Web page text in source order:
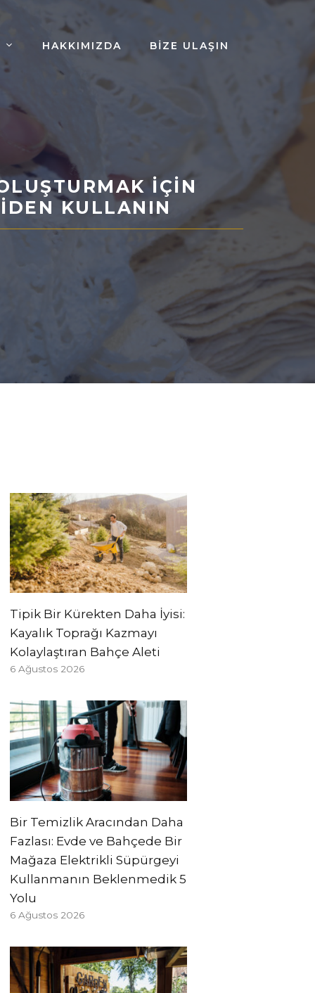
HAKKIMIZDA BIZE ULAŞIN
İÇIN
KULLANIN
Tipik Bir Kürekten Daha İyisi:
Kayalık Toprağı Kazmayı
Kolaylaştıran Bahçe Aleti
6 Ağustos 2026
Bir Temizlik Aracından Daha
Fazlası: Evde ve Bahçede Bir
Mağaza Elektrikli Süpürgeyi
Kullanmanın Beklenmedik 5
Yolu
6 Ağustos 2026